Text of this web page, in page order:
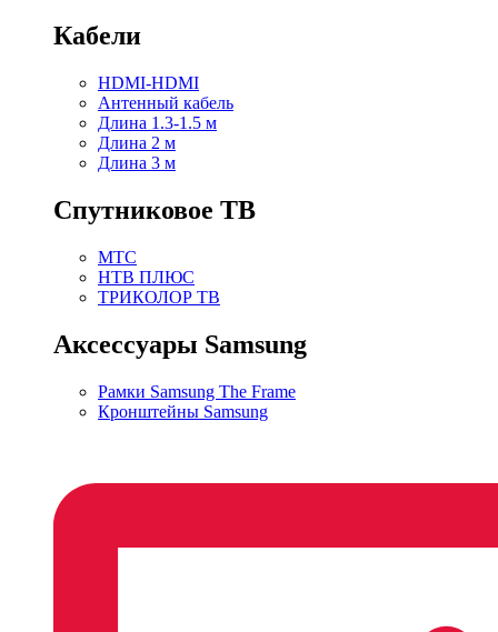
Кабели
HDMI-HDMI
Антенный кабель
Длина 1.3-1.5 м
Длина 2 м
Длина 3 м
Спутниковое ТВ
МТС
НТВ ПЛЮС
ТРИКОЛОР ТВ
Аксессуары Samsung
Рамки Samsung The Frame
Кронштейны Samsung